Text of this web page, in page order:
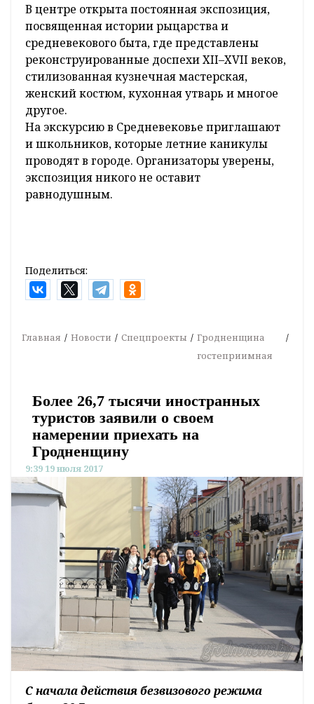
В центре открыта постоянная экспозиция,
посвященная истории рыцарства и
средневекового быта, где представлены
реконструированные доспехи XII–XVII веков,
стилизованная кузнечная мастерская,
женский костюм, кухонная утварь и многое
другое.
На экскурсию в Средневековье приглашают
и школьников, которые летние каникулы
проводят в городе. Организаторы уверены,
экспозиция никого не оставит
равнодушным.
Поделиться:
Главная Новости Спецпроекты
Гродненщина
гостеприимная
Более 26,7 тысячи иностранных
туристов заявили о своем
намерении приехать на
Гродненщину
9:39 19 июля 2017
С начала действия безвизового режима